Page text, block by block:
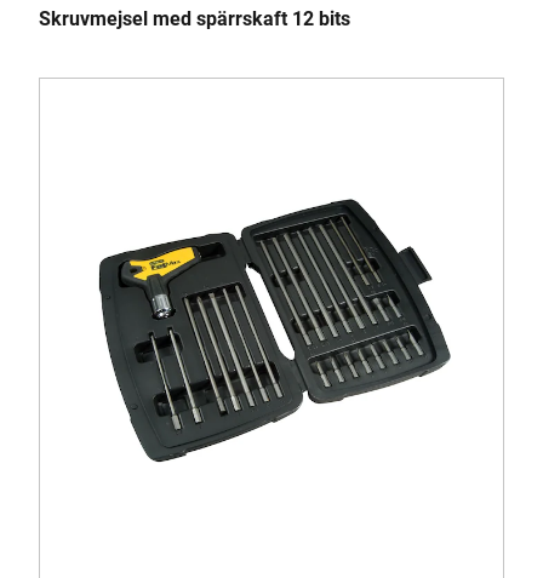
Skruvmejsel med spärrskaft 12 bits